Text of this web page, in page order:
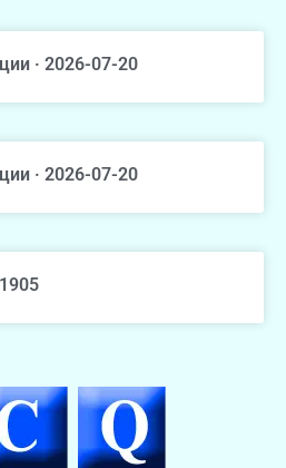
· 2026-07-20
· 2026-07-20